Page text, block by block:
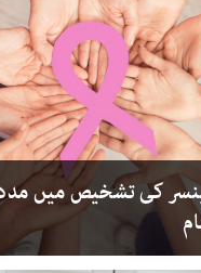
کی تشخیص میں مدد